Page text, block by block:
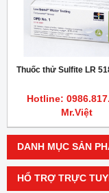
DANH MỤC SẢN
HỔ TRỢ TRỰC
Thuốc thử Sulfite LR
Hotline:
Mr.Việt